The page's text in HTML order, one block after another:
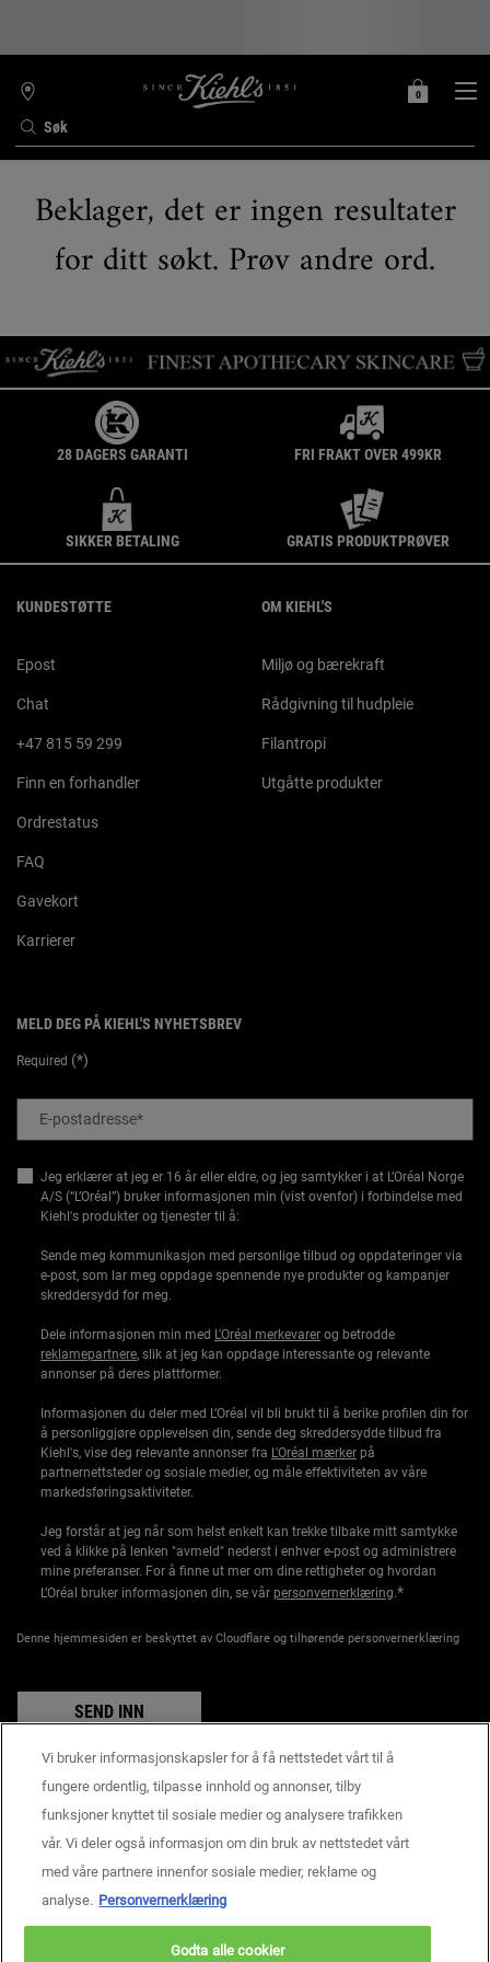
Søk
FINN
BUTIKK
MIN
0
0 PRODUKT
Beklager, det er ingen resultater
for ditt søkt. Prøv andre ord.
28 DAGERS GARANTI FRI FRAKT OVER 499KR
SIKKER BETALING GRATIS PRODUKTPRØVER
KUNDESTØTTE
Epost
Chat
+47 815 59 299
Finn en forhandler
Ordrestatus
FAQ
Gavekort
Karrierer
OM KIEHL'S
Miljø og bærekraft
Rådgivning til hudpleie
Filantropi
Utgåtte produkter
MELD DEG PÅ KIEHL'S NYHETSBREV
Required (*)
E-postadresse*
Jeg erklærer at jeg er 16 år eller eldre, og jeg samtykker i at L’Oréal Norge
A/S (“L’Oréal”) bruker informasjonen min (vist ovenfor) i forbindelse med
Kiehl's produkter og tjenester til å:
Sende meg kommunikasjon med personlige tilbud og oppdateringer via
e-post, som lar meg oppdage spennende nye produkter og kampanjer
skreddersydd for meg.
Dele informasjonen min med L'Oréal merkevarer og betrodde
reklamepartnere, slik at jeg kan oppdage interessante og relevante
annonser på deres plattformer.
Informasjonen du deler med L’Oréal vil bli brukt til å berike profilen din for
å personliggjøre opplevelsen din, sende deg skreddersydde tilbud fra
Kiehl's, vise deg relevante annonser fra L'Oréal mærker på
partnernettsteder og sosiale medier, og måle effektiviteten av våre
markedsføringsaktiviteter.
Jeg forstår at jeg når som helst enkelt kan trekke tilbake mitt samtykke
ved å klikke på lenken "avmeld" nederst i enhver e-post og administrere
mine preferanser. For å finne ut mer om dine rettigheter og hvordan
L’Oréal bruker informasjonen din, se vår personvernerklæring.*
Denne hjemmesiden er beskyttet av Cloudflare og tilhørende personvernerklæring
SEND INN
Produsentinformasjon
KIEHL'S
14, rue Royale - 75008 Paris France
consumercare@dk.oaccare.com
BETALINGSINNSTILLINGER
Vi bruker informasjonskapsler for å få nettstedet vårt til å
fungere ordentlig, tilpasse innhold og annonser, tilby
funksjoner knyttet til sosiale medier og analysere trafikken
vår. Vi deler også informasjon om din bruk av nettstedet vårt
med våre partnere innenfor sosiale medier, reklame og
analyse. Personvernerklæring
Godta alle cookier